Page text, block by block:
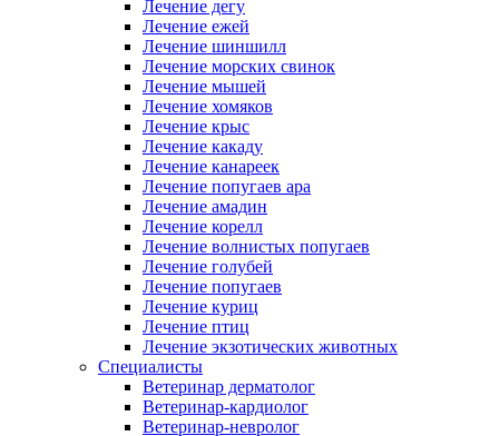
Лечение дегу
Лечение ежей
Лечение шиншилл
Лечение морских свинок
Лечение мышей
Лечение хомяков
Лечение крыс
Лечение какаду
Лечение канареек
Лечение попугаев ара
Лечение амадин
Лечение корелл
Лечение волнистых попугаев
Лечение голубей
Лечение попугаев
Лечение куриц
Лечение птиц
Лечение экзотических животных
Специалисты
Ветеринар дерматолог
Ветеринар-кардиолог
Ветеринар-невролог